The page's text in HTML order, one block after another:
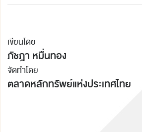
เขียนโดย
ภัชฎา หมื่นทอง
จัดทำโดย
ตลาดหลักทรัพย์แห่งประเทศไทย